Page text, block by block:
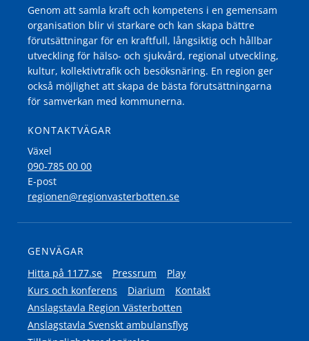
Genom att samla kraft och kompetens i en gemensam
organisation blir vi starkare och kan skapa bättre
förutsättningar för en kraftfull, långsiktig och hållbar
utveckling för hälso- och sjukvård, regional utveckling,
kultur, kollektivtrafik och besöksnäring. En region ger
också möjlighet att skapa de bästa förutsättningarna
för samverkan med kommunerna.
KONTAKTVÄGAR
Växel
090-785 00 00
E-post
regionen@regionvasterbotten.se
GENVÄGAR
Hitta på 1177.se
Pressrum
Play
Kurs och konferens
Diarium
Kontakt
Anslagstavla Region Västerbotten
Anslagstavla Svenskt ambulansflyg